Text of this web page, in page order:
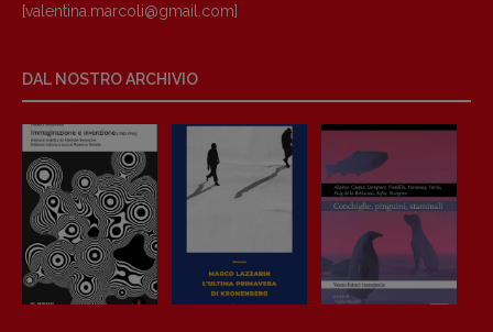
[valentina.marcoli@gmail.com]
DAL NOSTRO ARCHIVIO